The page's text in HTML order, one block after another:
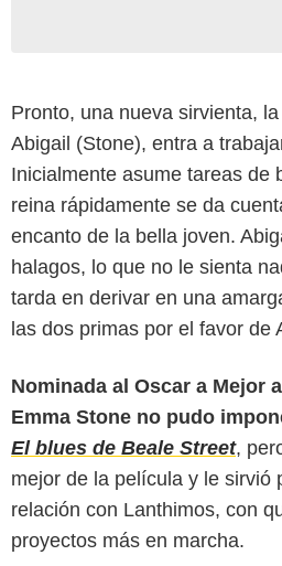
Pronto, una nueva sirvienta,
Abigail (Stone), entra a
Inicialmente asume tareas de
reina rápidamente se da
encanto de la bella joven.
halagos, lo que no le sienta
tarda en derivar en una
las dos primas por el favor de
Nominada al Oscar a Mejor
Emma Stone no pudo
El blues de Beale Street,
mejor de la película y le sirvió
relación con Lanthimos, con
proyectos más en marcha.